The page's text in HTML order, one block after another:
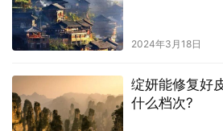
2024年3月18日
绽妍能修复好
什么档次?